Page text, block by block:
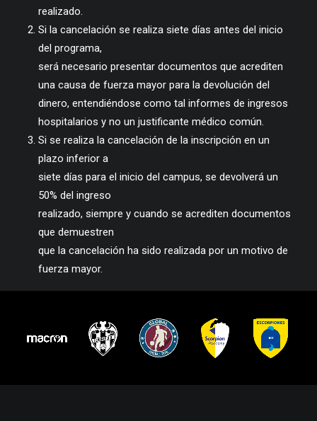
realizado.
Si la cancelación se realiza siete días antes del inicio
del programa,
será necesario presentar documentos que acrediten
una causa de fuerza mayor para la devolución del
dinero, entendiéndose como tal informes de ingresos
hospitalarios y no un justificante médico común.
Si se realiza la cancelación de la inscripción en un
plazo inferior a
siete días para el inicio del campus, se devolverá un
50% del ingreso
realizado, siempre y cuando se acrediten documentos
que demuestren
que la cancelación ha sido realizada por un motivo de
fuerza mayor.